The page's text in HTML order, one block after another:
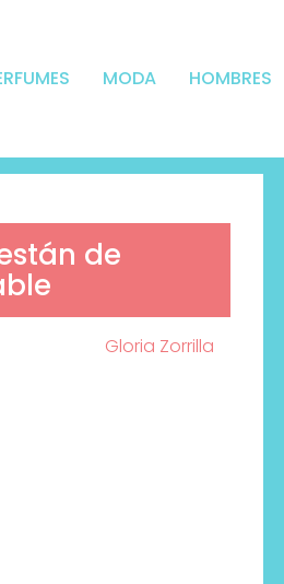
MODA HOMBRES
de
Gloria Zorrilla